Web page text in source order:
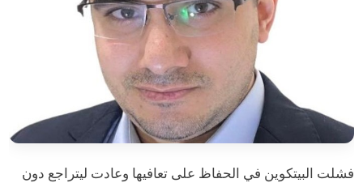
فشلت البيتكوين في الحفاظ على تعافيها وعادت ليتراجع دون